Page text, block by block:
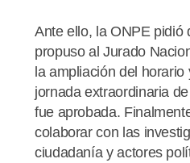
Ante ello, la ONPE pidió
propuso al Jurado
la ampliación del
jornada extraordinaria
fue aprobada.
colaborar con las
ciudadanía y actores